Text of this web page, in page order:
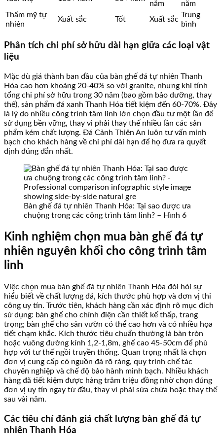
năm
năm
Thẩm mỹ tự
nhiên
Xuất sắc Tốt Xuất sắc
Trung
bình
Phân tích chi phí sở hữu dài hạn giữa các loại vật
liệu
Mặc dù giá thành ban đầu của bàn ghế đá tự nhiên Thanh
Hóa cao hơn khoảng 20-40% so với granite, nhưng khi tính
tổng chi phí sở hữu trong 30 năm (bao gồm bảo dưỡng, thay
thế), sản phẩm đá xanh Thanh Hóa tiết kiệm đến 60-70%. Đây
là lý do nhiều công trình tâm linh lớn chọn đầu tư một lần để
sử dụng bền vững, thay vì phải thay thế nhiều lần các sản
phẩm kém chất lượng. Đá Cảnh Thiên An luôn tư vấn minh
bạch cho khách hàng về chi phí dài hạn để họ đưa ra quyết
định đúng đắn nhất.
Bàn ghế đá tự nhiên Thanh Hóa: Tại sao được ưa
chuộng trong các công trình tâm linh? – Hình 6
Kinh nghiệm chọn mua bàn ghế đá tự
nhiên nguyên khối cho công trình tâm
linh
Việc chọn mua bàn ghế đá tự nhiên Thanh Hóa đòi hỏi sự
hiểu biết về chất lượng đá, kích thước phù hợp và đơn vị thi
công uy tín. Trước tiên, khách hàng cần xác định rõ mục đích
sử dụng: bàn ghế cho chính điện cần thiết kế thấp, trang
trọng; bàn ghế cho sân vườn có thể cao hơn và có nhiều họa
tiết chạm khắc. Kích thước tiêu chuẩn thường là bàn tròn
hoặc vuông đường kính 1,2-1,8m, ghế cao 45-50cm để phù
hợp với tư thế ngồi truyền thống. Quan trọng nhất là chọn
đơn vị cung cấp có nguồn đá rõ ràng, quy trình chế tác
chuyên nghiệp và chế độ bảo hành minh bạch. Nhiều khách
hàng đã tiết kiệm được hàng trăm triệu đồng nhờ chọn đúng
đơn vị uy tín ngay từ đầu, thay vì phải sửa chữa hoặc thay thế
sau vài năm.
Các tiêu chí đánh giá chất lượng bàn ghế đá tự
nhiên Thanh Hóa